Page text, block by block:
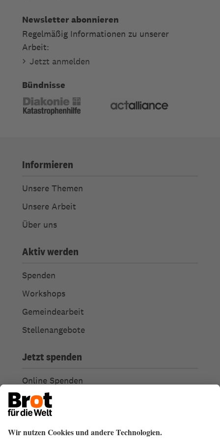
Newsletter abonnieren
Regelmäßig Informationen zu unserer
Arbeit:
Jetzt anmelden
Bündnisse
Informieren
Unsere Themen
Unsere Arbeit
Über uns
Aktiv werden
Spenden
Workshops
Gemeindearbeit
Stellenangebote
Jetzt spenden
Online Spenden
Weitere Spendenmöglichkeiten
Ich habe Fragen zu meiner Spende
Spendengütesiegel